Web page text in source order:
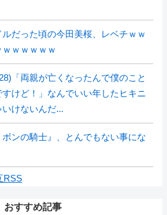
ルだった頃の今田美桜、レベチｗｗ
ｗｗｗｗｗ
「両親が亡くなったんで僕のこと
けど！」なんでいい年したヒキニ
けないんだ...
ボンの騎士』、とんでもない事にな
RSS
おすすめ記事